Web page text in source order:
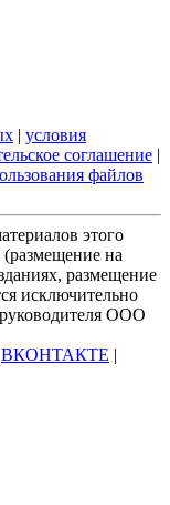
| условия
соглашение |
файлов
этого
(размещение на
размещение
исключительно
ООО
ВКОНТАКТЕ |